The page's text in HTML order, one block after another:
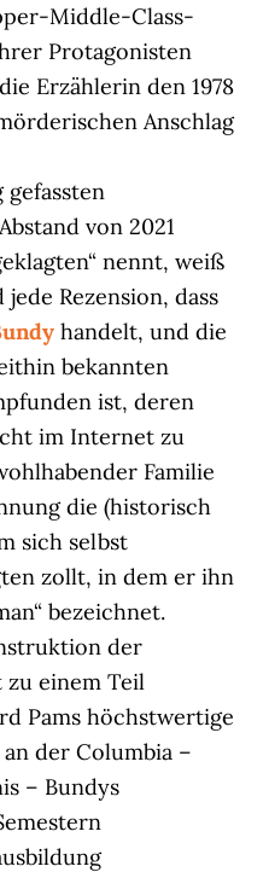
Middle-Class-
Protagonisten
Erzählerin den 1978
Anschlag
von 2021
nennt, weiß
Rezension, dass
handelt, und die
bekannten
ist, deren
im Internet zu
Familie
die (historisch
sich selbst
zollt, in dem er ihn
bezeichnet.
der
zu einem Teil
Pams höchstwertige
der Columbia –
– Bundys